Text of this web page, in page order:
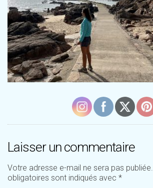
Laisser un commentaire
Votre adresse e-mail ne sera pas publiée.
obligatoires sont indiqués avec *